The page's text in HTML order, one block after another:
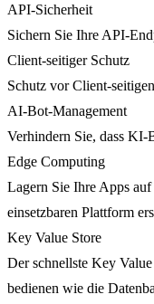
API-Sicherheit
Sichern Sie Ihre API-
Client-seitiger Schutz
Schutz vor Client-
AI-Bot-Management
Verhindern Sie, dass KI-
Edge Computing
Lagern Sie Ihre Apps
einsetzbaren Plattform
Key Value Store
Der schnellste Key
bedienen wie die